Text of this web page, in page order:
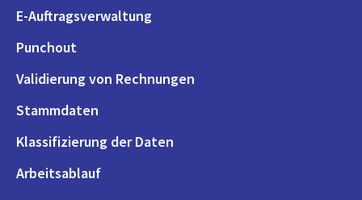
E-Auftragsverwaltung
Punchout
Validierung von Rechnungen
Stammdaten
Klassifizierung der Daten
Arbeitsablauf